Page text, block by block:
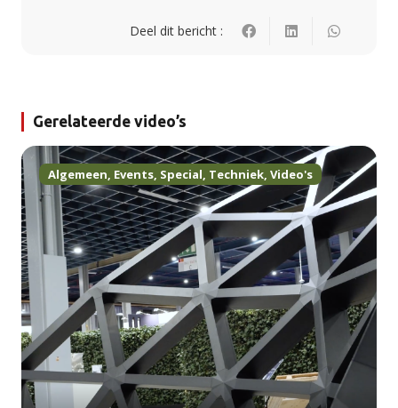
Deel dit bericht :
Gerelateerde video’s
Algemeen, Events, Special, Techniek, Video's